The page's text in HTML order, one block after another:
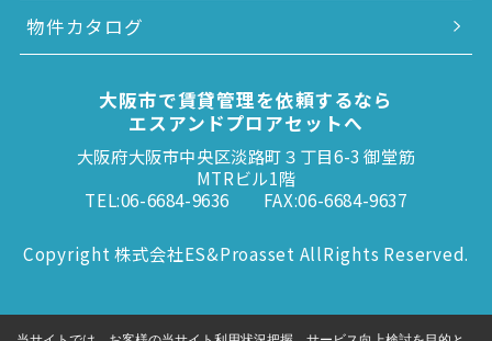
物件カタログ
大阪市で賃貸管理を依頼するなら
エスアンドプロアセットへ
大阪府大阪市中央区淡路町３丁目6-3 御堂筋
MTRビル1階
TEL:06-6684-9636
FAX:06-6684-9637
Copyright 株式会社ES&Proasset AllRights Reserved.